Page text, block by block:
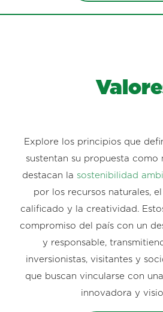
Explore los principios que
sustentan su propuesta como
destacan la sostenibilidad
por los recursos naturales,
calificado y la creatividad.
compromiso del país con un
y responsable,
inversionistas, visitantes y
que buscan vincularse con
innovadora y